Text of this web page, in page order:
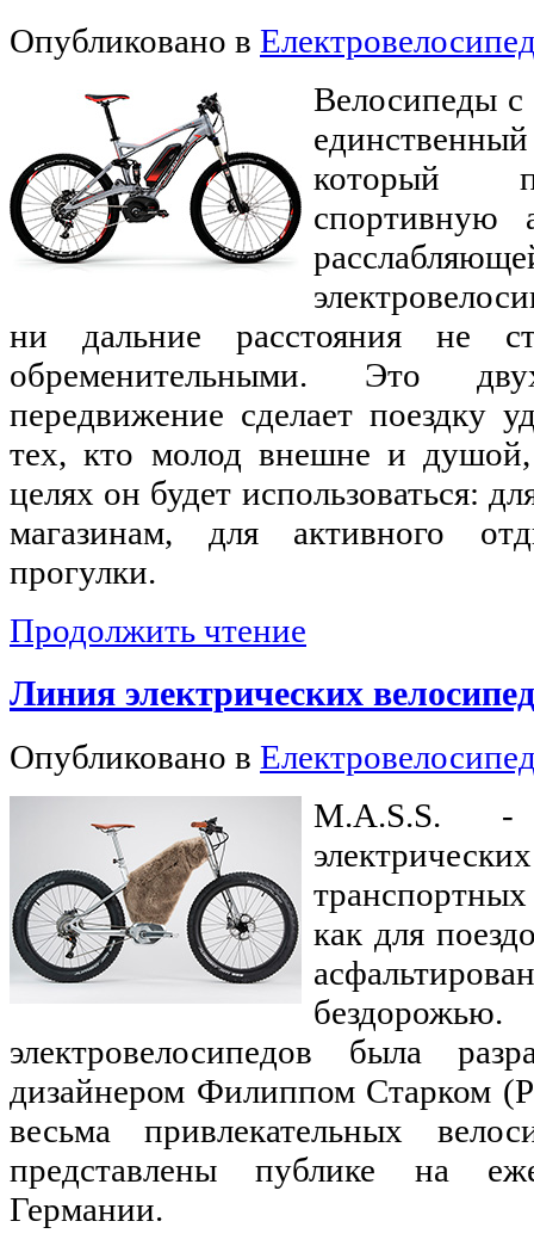
Опубликовано в
Велосипеды с
который
спортивную
ни дальние расстояния не
обременительными. Это
передвижение сделает поездку
тех, кто молод внешне и
целях он будет использоваться:
магазинам, для активного
прогулки.
Продолжить чтение
Линия электрических
Опубликовано в
M.A.S.S. -
как для
электровелосипедов была
дизайнером Филиппом Старком
весьма привлекательных
представлены публике на
Германии.